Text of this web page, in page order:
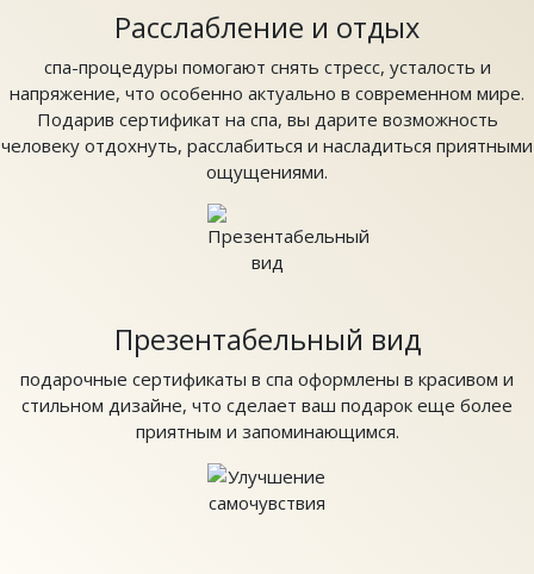
Расслабление и отдых
спа-процедуры помогают снять стресс, усталость и
напряжение, что особенно актуально в современном мире.
Подарив сертификат на спа, вы дарите возможность
человеку отдохнуть, расслабиться и насладиться приятными
ощущениями.
Презентабельный вид
подарочные сертификаты в спа оформлены в красивом и
стильном дизайне, что сделает ваш подарок еще более
приятным и запоминающимся.